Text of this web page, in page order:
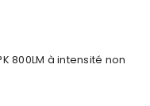
800LM à intensité non